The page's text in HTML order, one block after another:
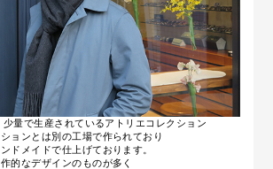
量で生産されているアトリエコレクション
ョンとは別の工場で作られており
ドメイドで仕上げております。
的なデザインのものが多く